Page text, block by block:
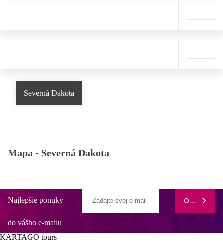
Severná Dakota
Mapa - Severná Dakota
Najlepšie ponuky
do vášho e-mailu
ODOBERAŤ
KARTAGO tours